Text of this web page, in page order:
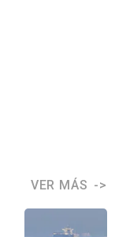
VER MÁS